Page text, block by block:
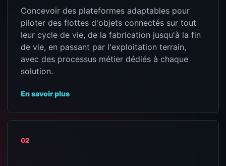
Concevoir des plateformes adaptables pour
piloter des flottes d'objets connectés sur tout
leur cycle de vie, de la fabrication jusqu'à la fin
de vie, en passant par l'exploitation terrain,
avec des processus métier dédiés à chaque
solution.
En savoir plus
02